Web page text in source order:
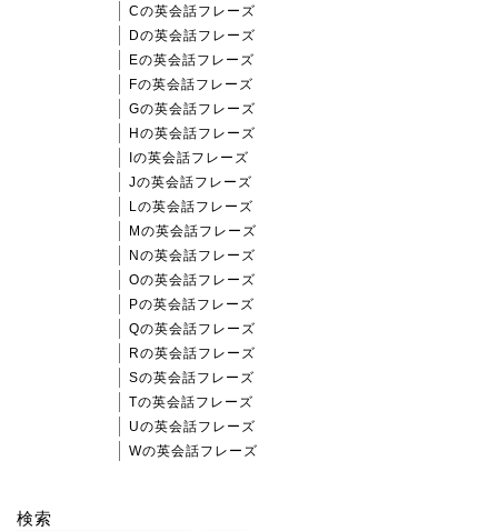
Cの英会話フレーズ
Dの英会話フレーズ
Eの英会話フレーズ
Fの英会話フレーズ
Gの英会話フレーズ
Hの英会話フレーズ
Iの英会話フレーズ
Jの英会話フレーズ
Lの英会話フレーズ
Mの英会話フレーズ
Nの英会話フレーズ
Oの英会話フレーズ
Pの英会話フレーズ
Qの英会話フレーズ
Rの英会話フレーズ
Sの英会話フレーズ
Tの英会話フレーズ
Uの英会話フレーズ
Wの英会話フレーズ
検索